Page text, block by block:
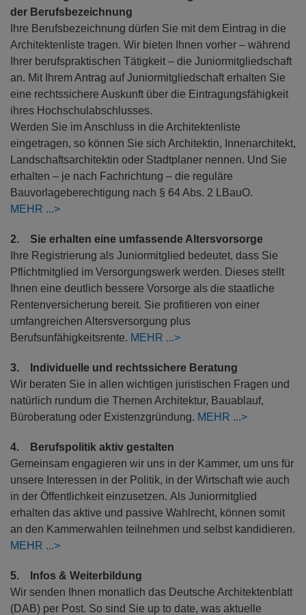
der Berufsbezeichnung
Ihre Berufsbezeichnung dürfen Sie mit dem Eintrag in die
Architektenliste tragen. Wir bieten Ihnen vorher – während
Ihrer berufspraktischen Tätigkeit – die Juniormitgliedschaft
an. Mit Ihrem Antrag auf Juniormitgliedschaft erhalten Sie
eine rechtssichere Auskunft über die Eintragungsfähigkeit
ihres Hochschulabschlusses.
Werden Sie im Anschluss in die Architektenliste
eingetragen, so können Sie sich Architektin, Innenarchitekt,
Landschaftsarchitektin oder Stadtplaner nennen. Und Sie
erhalten – je nach Fachrichtung – die reguläre
Bauvorlageberechtigung nach § 64 Abs. 2 LBauO.
MEHR
2. Sie erhalten eine umfassende Altersvorsorge
Ihre Registrierung als Juniormitglied bedeutet, dass Sie
Pflichtmitglied im Versorgungswerk werden. Dieses stellt
Ihnen eine deutlich bessere Vorsorge als die staatliche
Rentenversicherung bereit. Sie profitieren von einer
umfangreichen Altersversorgung plus
Berufsunfähigkeitsrente. MEHR
3. Individuelle und rechtssichere Beratung
Wir beraten Sie in allen wichtigen juristischen Fragen und
natürlich rundum die Themen Architektur, Bauablauf,
Büroberatung oder Existenzgründung. MEHR
4. Berufspolitik aktiv gestalten
Gemeinsam engagieren wir uns in der Kammer, um uns für
unsere Interessen in der Politik, in der Wirtschaft wie auch
in der Öffentlichkeit einzusetzen. Als Juniormitglied
erhalten das aktive und passive Wahlrecht, können somit
an den Kammerwahlen teilnehmen und selbst kandidieren.
MEHR
5. Infos & Weiterbildung
Wir senden Ihnen monatlich das Deutsche Architektenblatt
(DAB) per Post. So sind Sie up to date, was aktuelle